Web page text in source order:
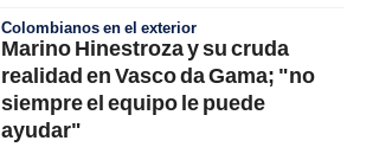
Colombianos en el exterior
Marino Hinestroza y su cruda
realidad en Vasco da Gama; "no
siempre el equipo le puede
ayudar"